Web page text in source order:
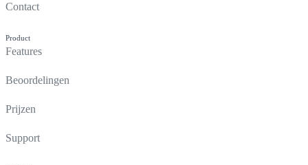
Contact
Product
Features
Beoordelingen
Prijzen
Support